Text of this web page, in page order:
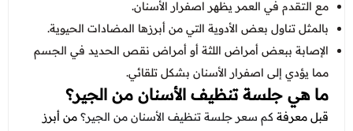
عروض الانف والاذن والحنجرة
عروض العلاج الطبيعي
مع التقدم في العمر يظهر اصفرار الأسنان.
بالمثل تناول بعض الأدوية التي من أبرزها المضادات الحيوية.
الإصابة ببعض أمراض اللثة أو أمراض نقص الحديد في الجسم
مما يؤدي إلى اصفرار الأسنان بشكل تلقائي.
ما هي جلسة تنظيف الأسنان من الجير؟
قبل معرفةكم سعر جلسة تنظيف الأسنان من الجير؟من أبرز